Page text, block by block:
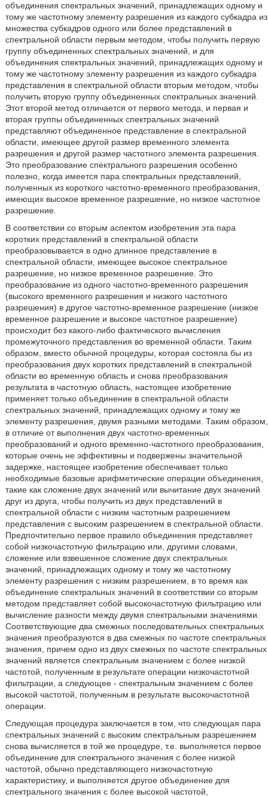
объединения спектральных значений, принадлежащих одному и
тому же частотному элементу разрешения из каждого субкадра из
множества субкадров одного или более представлений в
спектральной области первым методом, чтобы получить первую
группу объединенных спектральных значений, и для
объединения спектральных значений, принадлежащих одному и
тому же частотному элементу разрешения из каждого субкадра
представления в спектральной области вторым методом, чтобы
получить вторую группу объединенных спектральных значений.
Этот второй метод отличается от первого метода, и первая и
вторая группы объединенных спектральных значений
представляют объединенное представление в спектральной
области, имеющее другой размер временного элемента
разрешения и другой размер частотного элемента разрешения.
Это преобразование спектрального разрешения особенно
полезно, когда имеется пара спектральных представлений,
полученных из короткого частотно-временного преобразования,
имеющих высокое временное разрешение, но низкое частотное
разрешение.
В соответствии со вторым аспектом изобретения эта пара
коротких представлений в спектральной области
преобразовывается в одно длинное представление в
спектральной области, имеющее высокое спектральное
разрешение, но низкое временное разрешение. Это
преобразование из одного частотно-временного разрешения
(высокого временного разрешения и низкого частотного
разрешения) в другое частотно-временное разрешение (низкое
временное разрешение и высокое частотное разрешение)
происходит без какого-либо фактического вычисления
промежуточного представления во временной области. Таким
образом, вместо обычной процедуры, которая состояла бы из
преобразования двух коротких представлений в спектральной
области во временную область и снова преобразования
результата в частотную область, настоящее изобретение
применяет только объединение в спектральной области
спектральных значений, принадлежащих одному и тому же
элементу разрешения, двумя разными методами. Таким образом,
в отличие от выполнения двух частотно-временных
преобразований и одного временно-частотного преобразования,
которые очень не эффективны и подвержены значительной
задержке, настоящее изобретение обеспечивает только
необходимые базовые арифметические операции объединения,
такие как сложение двух значений или вычитание двух значений
друг из друга, чтобы получить из двух представлений в
спектральной области с низким частотным разрешением
представления с высоким разрешением в спектральной области.
Предпочтительно первое правило объединения представляет
собой низкочастотную фильтрацию или, другими словами,
сложение или взвешенное сложение двух спектральных
значений, принадлежащих одному и тому же частотному
элементу разрешения с низким разрешением, в то время как
объединение спектральных значений в соответствии со вторым
методом представляет собой высокочастотную фильтрацию или
вычисление разности между двумя спектральными значениями.
Соответствующие два смежных последовательных спектральных
значения преобразуются в два смежных по частоте спектральных
значения, причем одно из двух смежных по частоте спектральных
значений является спектральным значением с более низкой
частотой, полученным в результате операции низкочастотной
фильтрации, а следующее - спектральным значением с более
высокой частотой, полученным в результате высокочастотной
операции.
Следующая процедура заключается в том, что следующая пара
спектральных значений с высоким спектральным разрешением
снова вычисляется в той же процедуре, т.е. выполняется первое
объединение для спектрального значения с более низкой
частотой, обычно представляющего низкочастотную
характеристику, и выполняется другое объединение для
спектрального значения с более высокой частотой,